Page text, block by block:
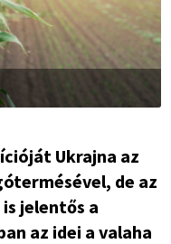
Ukrajna az
de az
jelentős a
az idei a valaha